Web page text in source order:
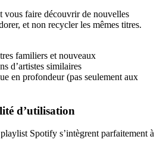
vous faire découvrir de nouvelles
et non recycler les mêmes titres.
familiers et nouveaux
d’artistes similaires
en profondeur (pas seulement aux
d’utilisation
Spotify s’intègrent parfaitement à